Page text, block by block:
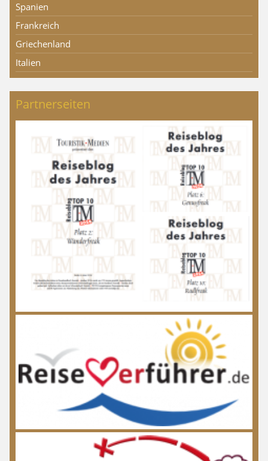
Spanien
Frankreich
Griechenland
Italien
Partnerseiten